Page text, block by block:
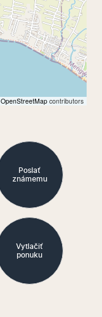
OpenStreetMap contributors
Poslať
známemu
Vytlačiť
ponuku